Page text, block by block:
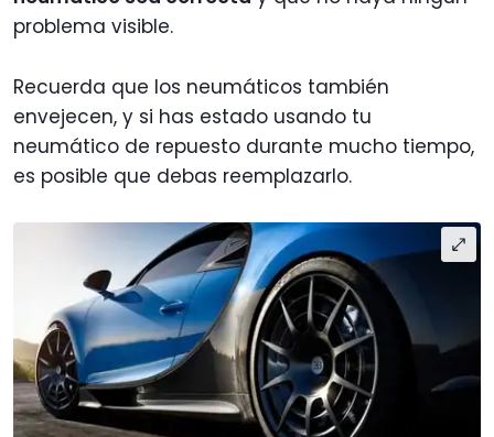
problema visible.
Recuerda que los neumáticos también
envejecen, y si has estado usando tu
neumático de repuesto durante mucho tiempo,
es posible que debas reemplazarlo.